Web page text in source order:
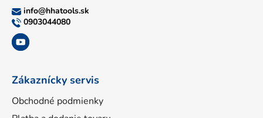
info@hhatools.sk
0903044080
Zákaznícky servis
Obchodné podmienky